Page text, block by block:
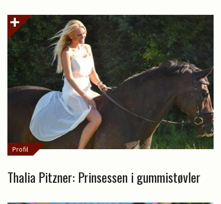
Profil
Thalia Pitzner: Prinsessen i gummistøvler